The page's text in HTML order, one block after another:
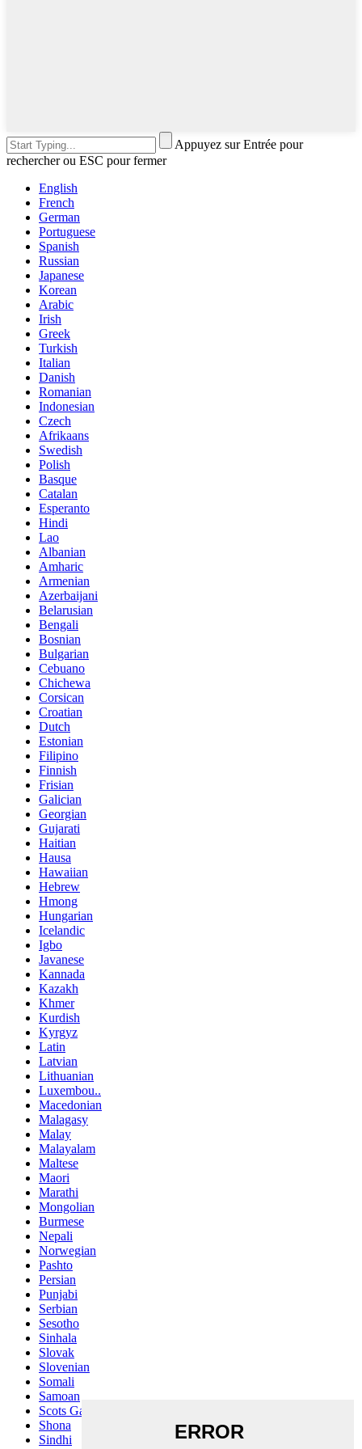
Appuyez sur Entrée pour
rechercher ou ESC pour fermer
English
French
German
Portuguese
Spanish
Russian
Japanese
Korean
Arabic
Irish
Greek
Turkish
Italian
Danish
Romanian
Indonesian
Czech
Afrikaans
Swedish
Polish
Basque
Catalan
Esperanto
Hindi
Lao
Albanian
Amharic
Armenian
Azerbaijani
Belarusian
Bengali
Bosnian
Bulgarian
Cebuano
Chichewa
Corsican
Croatian
Dutch
Estonian
Filipino
Finnish
Frisian
Galician
Georgian
Gujarati
Haitian
Hausa
Hawaiian
Hebrew
Hmong
Hungarian
Icelandic
Igbo
Javanese
Kannada
Kazakh
Khmer
Kurdish
Kyrgyz
Latin
Latvian
Lithuanian
Luxembou..
Macedonian
Malagasy
Malay
Malayalam
Maltese
Maori
Marathi
Mongolian
Burmese
Nepali
Norwegian
Pashto
Persian
Punjabi
Serbian
Sesotho
Sinhala
Slovak
Slovenian
Somali
Samoan
Scots Gaelic
Shona
Sindhi